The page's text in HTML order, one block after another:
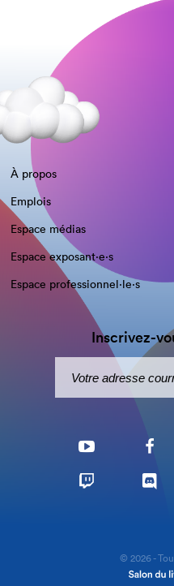
À propos
Emplois
Espace médias
Espace exposant·e⋅s
Espace professionnel·le⋅s
Inscrivez-
© 2026 -